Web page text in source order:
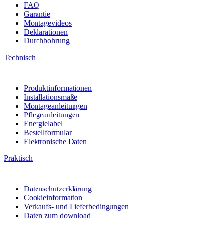
FAQ
Garantie
Montagevideos
Deklarationen
Durchbohrung
Technisch
Produktinformationen
Installationsmaße
Montageanleitungen
Pflegeanleitungen
Energielabel
Bestellformular
Elektronische Daten
Praktisch
Datenschutzerklärung
Cookieinformation
Verkaufs- und Lieferbedingungen
Daten zum download